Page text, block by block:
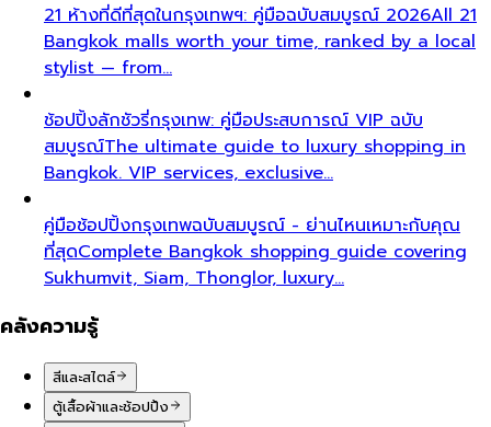
21 ห้างที่ดีที่สุดในกรุงเทพฯ: คู่มือฉบับสมบูรณ์ 2026All 21
Bangkok malls worth your time, ranked by a local
stylist — from…
ช้อปปิ้งลักชัวรี่กรุงเทพ: คู่มือประสบการณ์ VIP ฉบับ
สมบูรณ์The ultimate guide to luxury shopping in
Bangkok. VIP services, exclusive…
คู่มือช้อปปิ้งกรุงเทพฉบับสมบูรณ์ - ย่านไหนเหมาะกับคุณ
ที่สุดComplete Bangkok shopping guide covering
Sukhumvit, Siam, Thonglor, luxury…
คลังความรู้
สีและสไตล์
ตู้เสื้อผ้าและช้อปปิ้ง